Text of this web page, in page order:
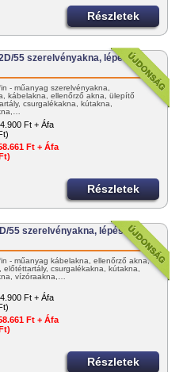
Részletek
55 szerelvényakna, lépésálló
- műanyag szerelvényakna,
kábelakna, ellenőrző akna, ülepítő
csurgalékakna, kútakna,
Ft + Áfa
Ft + Áfa
Részletek
55 szerelvényakna, lépésálló
- műanyag kábelakna, ellenőrző akna,
előtéttartály, csurgalékakna, kútakna,
vízóraakna,…
Ft + Áfa
Ft + Áfa
Részletek